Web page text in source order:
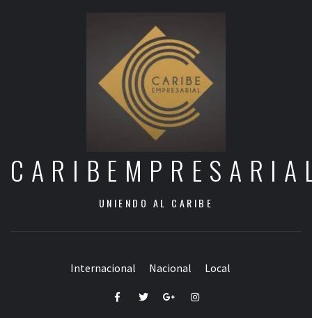
UNIENDO AL CARIBE
Internacional Nacional Local
FacebookTwitterGoogle+Instagram